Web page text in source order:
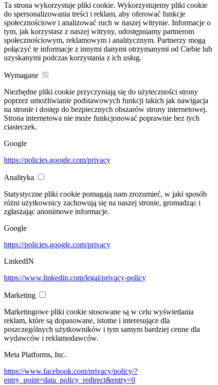
Ta strona wykorzystuje pliki cookie. Wykorzystujemy pliki cookie
do spersonalizowania treści i reklam, aby oferować funkcje
społecznościowe i analizować ruch w naszej witrynie. Informacje o
tym, jak korzystasz z naszej witryny, udostępniamy partnerom
społecznościowym, reklamowym i analitycznym. Partnerzy mogą
połączyć te informacje z innymi danymi otrzymanymi od Ciebie lub
uzyskanymi podczas korzystania z ich usług.
Wymagane
Niezbędne pliki cookie przyczyniają się do użyteczności strony
poprzez umożliwianie podstawowych funkcji takich jak nawigacja
na stronie i dostęp do bezpiecznych obszarów strony internetowej.
Strona internetowa nie może funkcjonować poprawnie bez tych
ciasteczek.
Google
https://policies.google.com/privacy
Analityka
Statystyczne pliki cookie pomagają nam zrozumieć, w jaki sposób
różni użytkownicy zachowują się na naszej stronie, gromadząc i
zgłaszając anonimowe informacje.
Google
https://policies.google.com/privacy
LinkedIN
https://www.linkedin.com/legal/privacy-policy
Marketing
Marketingowe pliki cookie stosowane są w celu wyświetlania
reklam, które są dopasowane, istotne i interesujące dla
poszczególnych użytkowników i tym samym bardziej cenne dla
wydawców i reklamodawców.
Meta Platforms, Inc.
https://www.facebook.com/privacy/policy/?
entry_point=data_policy_redirect&entry=0